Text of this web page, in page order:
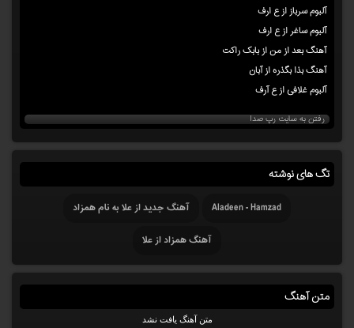
آلبوم سرباز از ع ارف
آلبوم ساغر از ع ارف
آهنگ بعد از من از بابک راکت
آهنگ بذا بگذره از آبان
آلبوم غلافی از ع آرف
رفتن به سایت رپ صدا
تگ های نوشته
Aladeen - Hamzad
آهنگ جدید از علا به نام همزاد
آهنگ همزاد از علا
متن آهنگ
متن آهنگ یافت نشد